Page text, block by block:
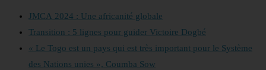
JMCA 2024 : Une africanité globale
Transition : 5 lignes pour guider Victoire Dogbé
« Le Togo est un pays qui est très important pour le Système
des Nations unies », Coumba Sow